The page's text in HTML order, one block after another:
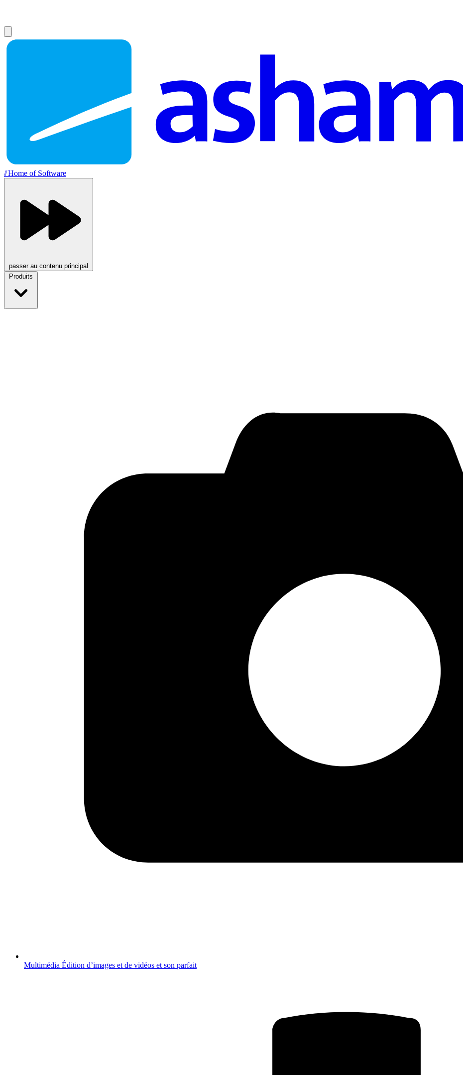
//Home of Software
passer au contenu principal
Produits
Multimédia Édition d’images et de vidéos et son parfait